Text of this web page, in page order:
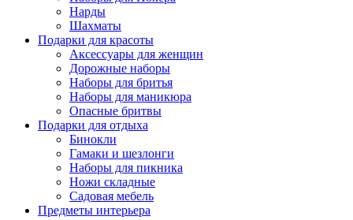
Нарды
Шахматы
Подарки для красоты
Аксессуары для женщин
Дорожные наборы
Наборы для бритья
Наборы для маникюра
Опасные бритвы
Подарки для отдыха
Бинокли
Гамаки и шезлонги
Наборы для пикника
Ножи складные
Садовая мебель
Предметы интерьера